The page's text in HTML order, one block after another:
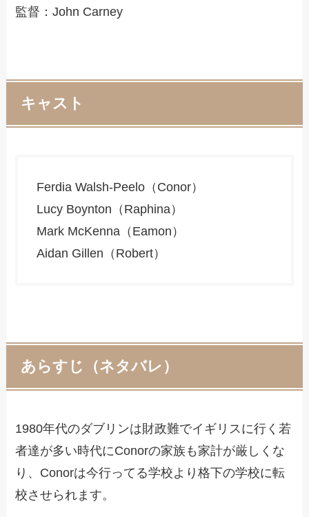
監督：John Carney
キャスト
Ferdia Walsh-Peelo（Conor）
Lucy Boynton（Raphina）
Mark McKenna（Eamon）
Aidan Gillen（Robert）
あらすじ（ネタバレ）
1980年代のダブリンは財政難でイギリスに行く若
者達が多い時代にConorの家族も家計が厳しくな
り、Conorは今行ってる学校より格下の学校に転
校させられます。